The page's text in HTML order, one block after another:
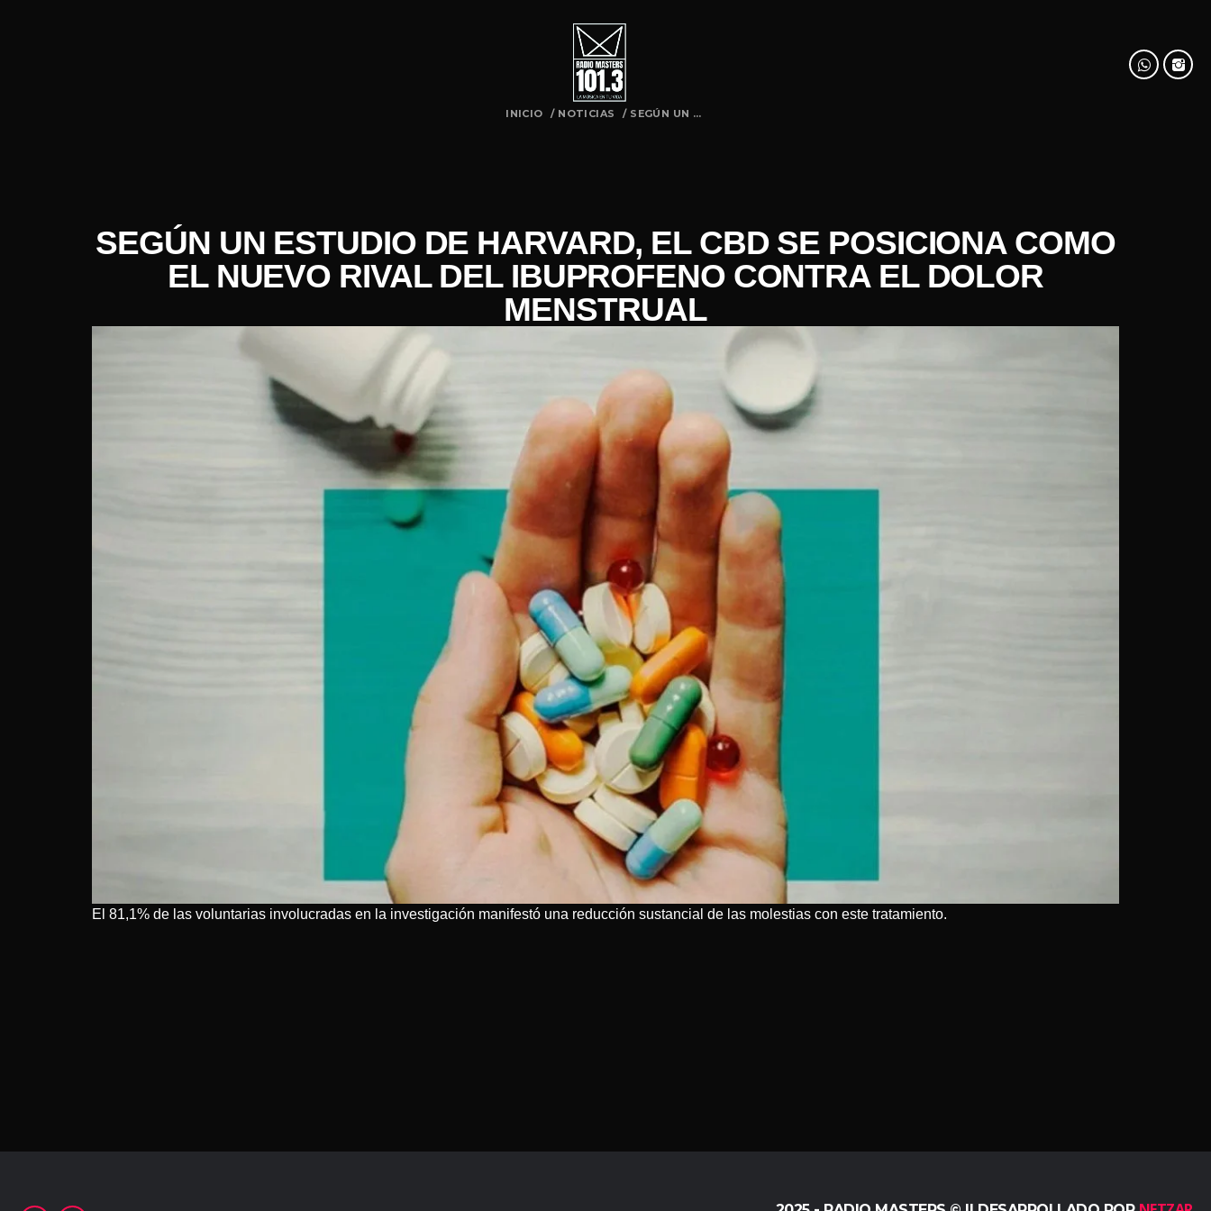
INICIO / NOTICIAS / SEGÚN UN ...
SEGÚN UN ESTUDIO DE HARVARD, EL CBD SE POSICIONA COMO
EL NUEVO RIVAL DEL IBUPROFENO CONTRA EL DOLOR
MENSTRUAL
El 81,1% de las voluntarias involucradas en la investigación manifestó una reducción sustancial de las molestias con este tratamiento.